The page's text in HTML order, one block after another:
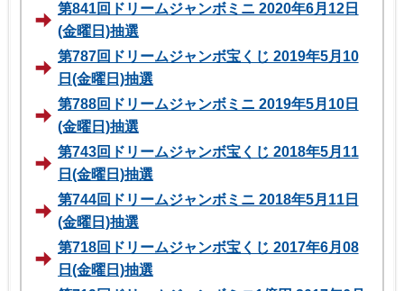
第841回ドリームジャンボミニ 2020年6月12日
(金曜日)抽選
第787回ドリームジャンボ宝くじ 2019年5月10
日(金曜日)抽選
第788回ドリームジャンボミニ 2019年5月10日
(金曜日)抽選
第743回ドリームジャンボ宝くじ 2018年5月11
日(金曜日)抽選
第744回ドリームジャンボミニ 2018年5月11日
(金曜日)抽選
第718回ドリームジャンボ宝くじ 2017年6月08
日(金曜日)抽選